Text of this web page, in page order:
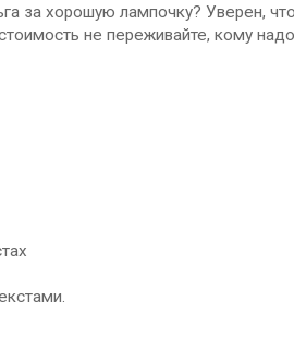
за хорошую лампочку? Уверен,
не переживайте, кому